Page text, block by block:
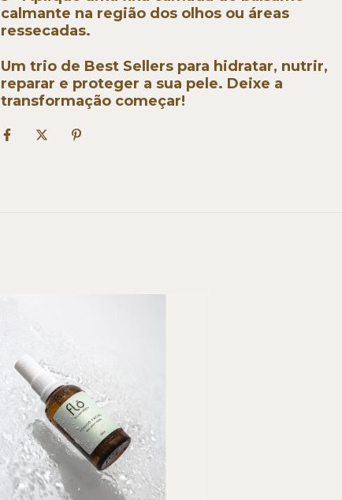
calmante na região dos olhos ou áreas
ressecadas.
Um trio de Best Sellers para hidratar, nutrir,
reparar e proteger a sua pele. Deixe a
transformação começar!